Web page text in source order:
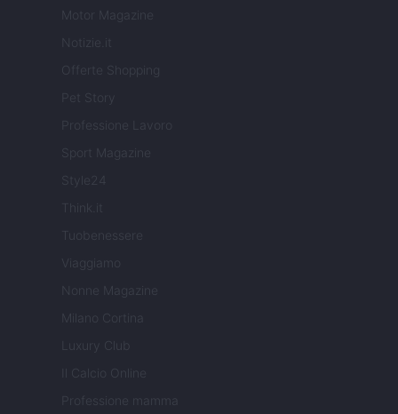
Motor Magazine
Notizie.it
Offerte Shopping
Professione Lavoro
Sport Magazine
Style24
Think.it
Tuobenessere
Viaggiamo
Nonne Magazine
Milano Cortina
Luxury Club
Il Calcio Online
Professione mamma